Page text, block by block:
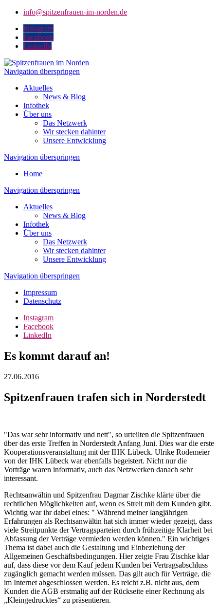
info@spitzenfrauen-im-norden.de
Instagram
Facebook
LinkedIn
Navigation überspringen
Aktuelles
News & Blog
Infothek
Über uns
Das Netzwerk
Wir stecken dahinter
Unsere Entwicklung
Navigation überspringen
Home
Navigation überspringen
Aktuelles
News & Blog
Infothek
Über uns
Das Netzwerk
Wir stecken dahinter
Unsere Entwicklung
Navigation überspringen
Impressum
Datenschutz
Instagram
Facebook
LinkedIn
Es kommt darauf an!
27.06.2016
Spitzenfrauen trafen sich in Norderstedt
"Das war sehr informativ und nett", so urteilten die Spitzenfrauen
über das erste Treffen in Norderstedt Anfang Juni. Dies war die erste
Kooperationsveranstaltung mit der IHK Lübeck. Ulrike Rodemeier
von der IHK Lübeck war ebenfalls begeistert. Nicht nur die
Vorträge waren informativ, auch das Netzwerken danach sehr
interessant.
Rechtsanwältin und Spitzenfrau Dagmar Zischke klärte über die
rechtlichen Möglichkeiten auf, wenn es Streit mit dem Kunden gibt.
Wichtig war ihr dabei eines: " Während meiner langjährigen
Erfahrungen als Rechtsanwältin hat sich immer wieder gezeigt, dass
viele Streitpunkte der Vertragsparteien durch frühzeitige Klarheit bei
Abfassung der Verträge vermieden werden können." Ein wichtiges
Thema ist dabei auch die Gestaltung und Einbeziehung der
Allgemeinen Geschäftsbedingungen. Hier zeigte Frau Zischke klar
auf, dass diese vor dem Kauf jedem Kunden bei Vertragsabschluss
zugänglich gemacht werden müssen. Das gilt auch für Verträge, die
im Internet abgeschlossen werden. Es reicht z.B. nicht aus, dem
Kunden die AGB erstmalig auf der Rückseite einer Rechnung als
„Kleingedrucktes“ zu präsentieren.